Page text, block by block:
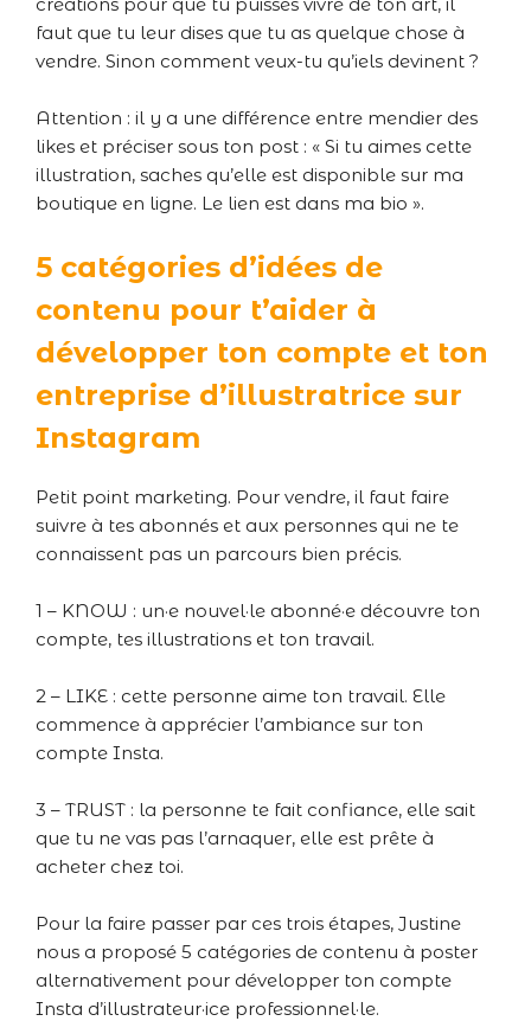
faut que tu leur dises que tu as quelque chose à
vendre. Sinon comment veux-tu qu’iels devinent ?
Attention : il y a une différence entre mendier des
likes et préciser sous ton post : « Si tu aimes cette
illustration, saches qu’elle est disponible sur ma
boutique en ligne. Le lien est dans ma bio ».
5 catégories d’idées de
contenu pour t’aider à
développer ton compte et ton
entreprise d’illustratrice sur
Instagram
Petit point marketing. Pour vendre, il faut faire
suivre à tes abonnés et aux personnes qui ne te
connaissent pas un parcours bien précis.
1 – KNOW : un·e nouvel·le abonné·e découvre ton
compte, tes illustrations et ton travail.
2 – LIKE : cette personne aime ton travail. Elle
commence à apprécier l’ambiance sur ton
compte Insta.
3 – TRUST : la personne te fait confiance, elle sait
que tu ne vas pas l’arnaquer, elle est prête à
acheter chez toi.
Pour la faire passer par ces trois étapes, Justine
nous a proposé 5 catégories de contenu à poster
alternativement pour développer ton compte
Insta d’illustrateur·ice professionnel·le.